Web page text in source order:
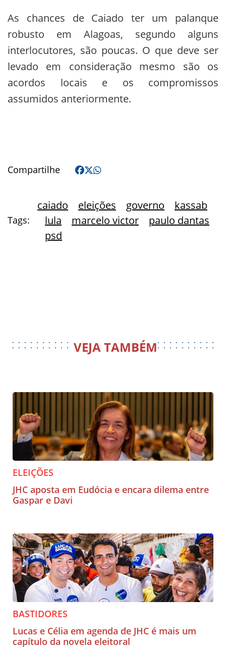
As chances de Caiado ter um palanque
robusto em Alagoas, segundo alguns
interlocutores, são poucas. O que deve ser
levado em consideração mesmo são os
acordos locais e os compromissos
assumidos anteriormente.
Compartilhe
Tags:
caiado eleições governo
kassab
lula
marcelo victor
paulo dantas
psd
VEJA TAMBÉM
ELEIÇÕES
JHC aposta em Eudócia e encara dilema entre
Gaspar e Davi
BASTIDORES
Lucas e Célia em agenda de JHC é mais um
capítulo da novela eleitoral